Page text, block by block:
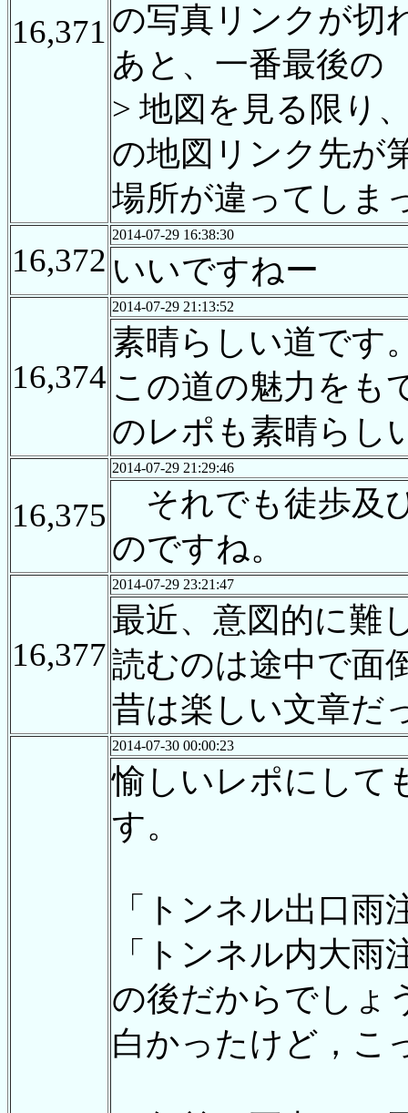
16,371 の写真リンクが切
あと、一番最後の
> 地図を見る限り
の地図リンク先が
場所が違ってしま
16,372
2014-07-29 16:38:30
いいですねー
16,374
2014-07-29 21:13:52
素晴らしい道です
この道の魅力をも
のレポも素晴らし
16,375
2014-07-29 21:29:46
それでも徒歩及
のですね。
16,377
2014-07-29 23:21:47
最近、意図的に難
読むのは途中で面
昔は楽しい文章だ
2014-07-30 00:00:23
愉しいレポにして
す。
「トンネル出口
「トンネル内大
の後だからでしょ
白かったけど，こ